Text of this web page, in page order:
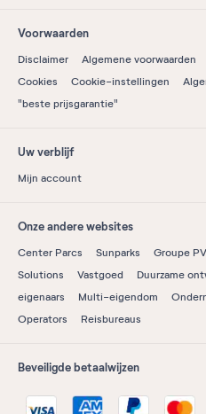
Voorwaarden
Disclaimer Algemene voorwaarden
Cookies
Cookie-instellingen
"beste prijsgarantie"
Uw verblijf
Mijn account
Onze andere websites
Center Parcs Sunparks Groupe
Solutions
Vastgoed Duurzame
eigenaars
Multi-eigendom
Operators
Reisbureaus
Beveiligde betaalwijzen